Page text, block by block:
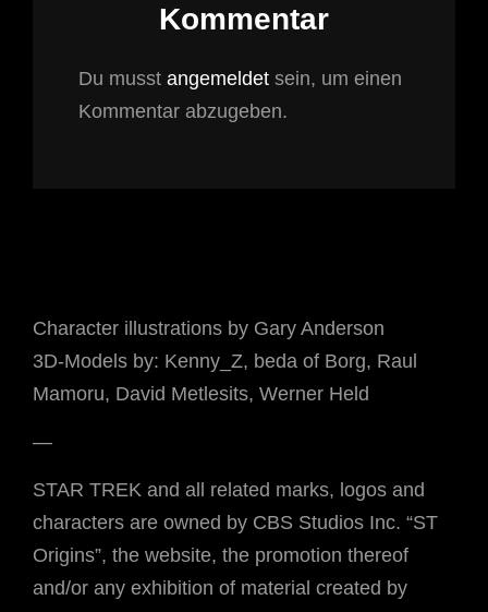
Kommentar
Du musst angemeldet sein, um einen
Kommentar abzugeben.
Character illustrations by Gary Anderson
3D-Models by: Kenny_Z, beda of Borg, Raul
Mamoru, David Metlesits, Werner Held
—
STAR TREK and all related marks, logos and
characters are owned by CBS Studios Inc. “ST
Origins”, the website, the promotion thereof
and/or any exhibition of material created by